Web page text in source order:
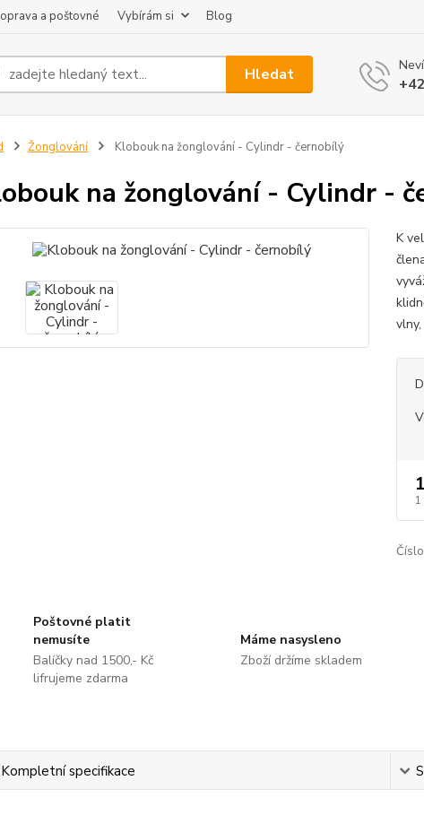
a poštovné Vybírám si Blog
Hledat
Žonglování Klobouk na žonglování - Cylindr - černobílý
na žonglování - Cylindr -
K
1
Poštovné platit
nemusíte
Balíčky nad 1500,- Kč
lifrujeme zdarma
Máme nasysleno
Zboží držíme skladem
Kompletní specifikace